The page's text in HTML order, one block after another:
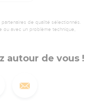
de qualité sélectionnés.
ou avec un problème technique,
autour de vous !